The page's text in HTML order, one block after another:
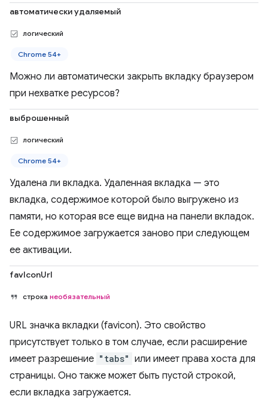
автоматически удаляемый
логический
Chrome 54+
Можно ли автоматически закрыть вкладку браузером
при нехватке ресурсов?
выброшенный
логический
Chrome 54+
Удалена ли вкладка. Удаленная вкладка — это
вкладка, содержимое которой было выгружено из
памяти, но которая все еще видна на панели вкладок.
Ее содержимое загружается заново при следующем
ее активации.
favIconUrl
строка необязательный
URL значка вкладки (favicon). Это свойство
присутствует только в том случае, если расширение
имеет разрешение "tabs" или имеет права хоста для
страницы. Оно также может быть пустой строкой,
если вкладка загружается.